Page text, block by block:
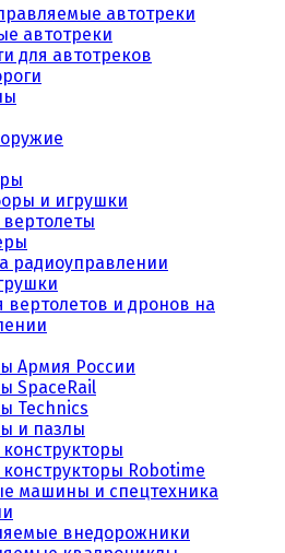
автотреки
автотреки
для автотреков
и игрушки
радиоуправлении
вертолетов и дронов на
Армия России
SpaceRail
Technics
и пазлы
Robotime
машины и спецтехника
внедорожники